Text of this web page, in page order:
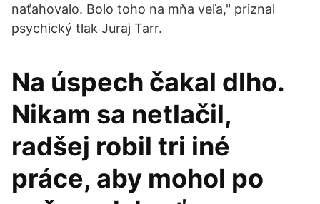
naťahovalo. Bolo toho na mňa veľa," priznal
psychický tlak Juraj Tarr.
Na úspech čakal dlho.
Nikam sa netlačil,
radšej robil tri iné
práce, aby mohol po